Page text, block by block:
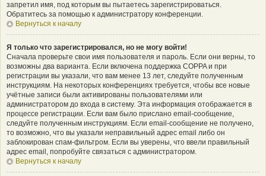
запретил имя, под которым вы пытаетесь зарегистрироваться.
Обратитесь за помощью к администратору конференции.
Вернуться к началу
Я только что зарегистрировался, но не могу войти!
Сначала проверьте свои имя пользователя и пароль. Если они верны, то
возможны два варианта. Если включена поддержка COPPA и при
регистрации вы указали, что вам менее 13 лет, следуйте полученным
инструкциям. На некоторых конференциях требуется, чтобы все новые
учётные записи были активированы пользователями или
администратором до входа в систему. Эта информация отображается в
процессе регистрации. Если вам было прислано email-сообщение,
следуйте полученным инструкциям. Если email-сообщение не получено,
то возможно, что вы указали неправильный адрес email либо он
заблокирован спам-фильтром. Если вы уверены, что ввели правильный
адрес email, попробуйте связаться с администратором.
Вернуться к началу